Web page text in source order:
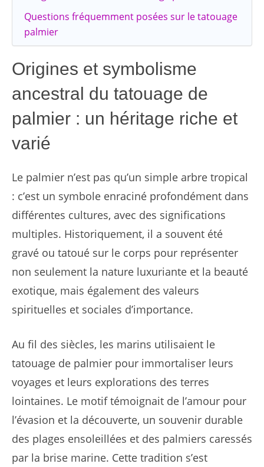
Questions fréquemment posées sur le tatouage
palmier
Origines et symbolisme
ancestral du tatouage de
palmier : un héritage riche et
varié
Le palmier n’est pas qu’un simple arbre tropical
: c’est un symbole enraciné profondément dans
différentes cultures, avec des significations
multiples. Historiquement, il a souvent été
gravé ou tatoué sur le corps pour représenter
non seulement la nature luxuriante et la beauté
exotique, mais également des valeurs
spirituelles et sociales d’importance.
Au fil des siècles, les marins utilisaient le
tatouage de palmier pour immortaliser leurs
voyages et leurs explorations des terres
lointaines. Le motif témoignait de l’amour pour
l’évasion et la découverte, un souvenir durable
des plages ensoleillées et des palmiers caressés
par la brise marine. Cette tradition s’est